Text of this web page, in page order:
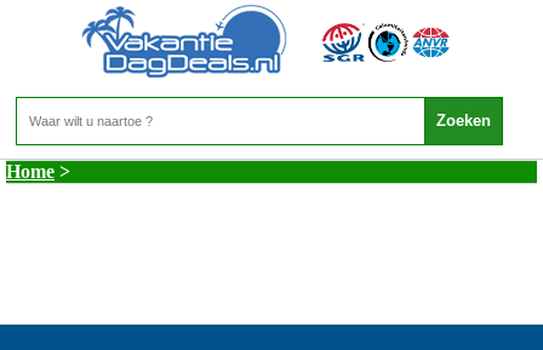
Malediven - KURAMATHI ISLANDS
Home >